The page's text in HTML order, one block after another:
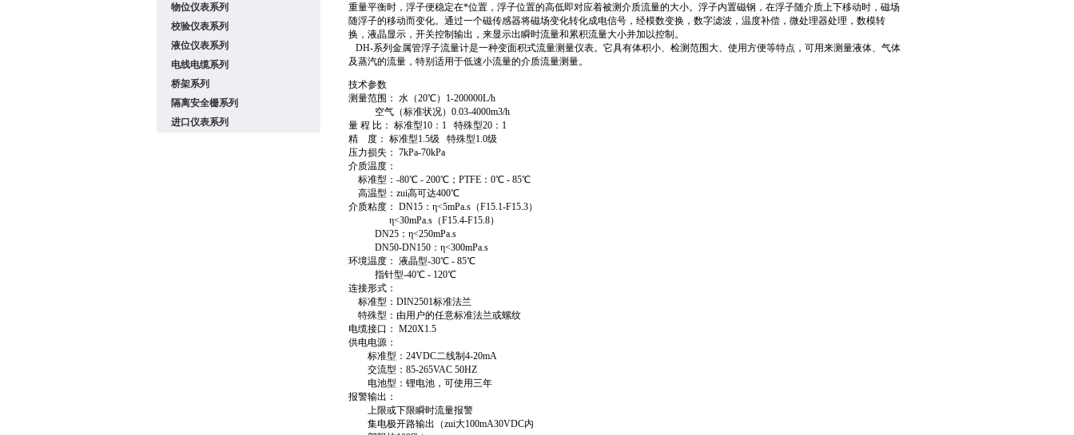
物位仪表系列
校验仪表系列
液位仪表系列
电线电缆系列
桥架系列
隔离安全栅系列
进口仪表系列
重量平衡时，浮子便稳定在*位置，浮子位置的高低即对应着被测介质流量的大小。浮子内置磁钢，在浮子随介质上下移动时，磁场
随浮子的移动而变化。通过一个磁传感器将磁场变化转化成电信号，经模数变换，数字滤波，温度补偿，微处理器处理，数模转
换，液晶显示，开关控制输出，来显示出瞬时流量和累积流量大小并加以控制。
DH-系列金属管浮子流量计是一种变面积式流量测量仪表。它具有体积小、检测范围大、使用方便等特点，可用来测量液体、气体
及蒸汽的流量，特别适用于低速小流量的介质流量测量。
技术参数
测量范围： 水（20℃）1-200000L/h
空气（标准状况）0.03-4000m3/h
量 程 比： 标准型10：1 特殊型20：1
精 度： 标准型1.5级 特殊型1.0级
压力损失： 7kPa-70kPa
介质温度：
标准型：-80℃ - 200℃；PTFE：0℃ - 85℃
高温型：zui高可达400℃
介质粘度： DN15：η<5mPa.s（F15.1-F15.3）
η<30mPa.s（F15.4-F15.8）
DN25：η<250mPa.s
DN50-DN150：η<300mPa.s
环境温度： 液晶型-30℃ - 85℃
指针型-40℃ - 120℃
连接形式：
标准型：DIN2501标准法兰
特殊型：由用户的任意标准法兰或螺纹
电缆接口： M20X1.5
供电电源：
标准型：24VDC二线制4-20mA
交流型：85-265VAC 50HZ
电池型：锂电池，可使用三年
报警输出：
上限或下限瞬时流量报警
集电极开路输出（zui大100mA30VDC内